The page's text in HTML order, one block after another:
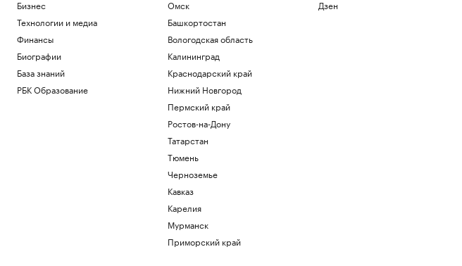
Бизнес
Технологии и медиа
Финансы
Биографии
База знаний
РБК Образование
Омск
Башкортостан
Вологодская область
Калининград
Краснодарский край
Нижний Новгород
Пермский край
Ростов-на-Дону
Татарстан
Тюмень
Черноземье
Кавказ
Карелия
Мурманск
Приморский край
Дзен